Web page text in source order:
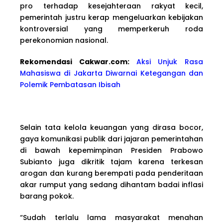
pro terhadap kesejahteraan rakyat kecil,
pemerintah justru kerap mengeluarkan kebijakan
kontroversial yang memperkeruh roda
perekonomian nasional.
Rekomendasi Cakwar.com: Aksi Unjuk Rasa
Mahasiswa di Jakarta Diwarnai Ketegangan dan
Polemik Pembatasan Ibisah
Selain tata kelola keuangan yang dirasa bocor,
gaya komunikasi publik dari jajaran pemerintahan
di bawah kepemimpinan Presiden Prabowo
Subianto juga dikritik tajam karena terkesan
arogan dan kurang berempati pada penderitaan
akar rumput yang sedang dihantam badai inflasi
barang pokok.
“Sudah terlalu lama masyarakat menahan